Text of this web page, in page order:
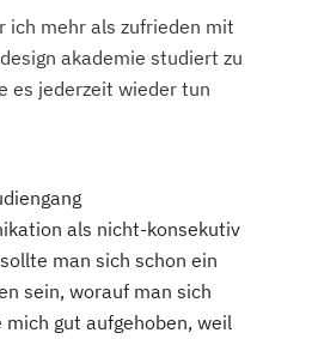
ich mehr als zufrieden mit
akademie studiert zu
es jederzeit wieder tun
als nicht-konsekutiv
man sich schon ein
sein, worauf man sich
gut aufgehoben, weil